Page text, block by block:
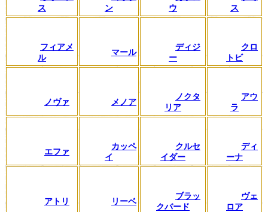
ス
ン
ウ
ス
フィアメ
ル
マール
ディジ
ー
クロ
トビ
ノヴァ メノア
ノクタ
リア
アウ
ラ
エファ
カッペ
イ
クルセ
イダー
ディ
ーナ
アトリ リーベ
ブラッ
クバード
ヴェ
ロア